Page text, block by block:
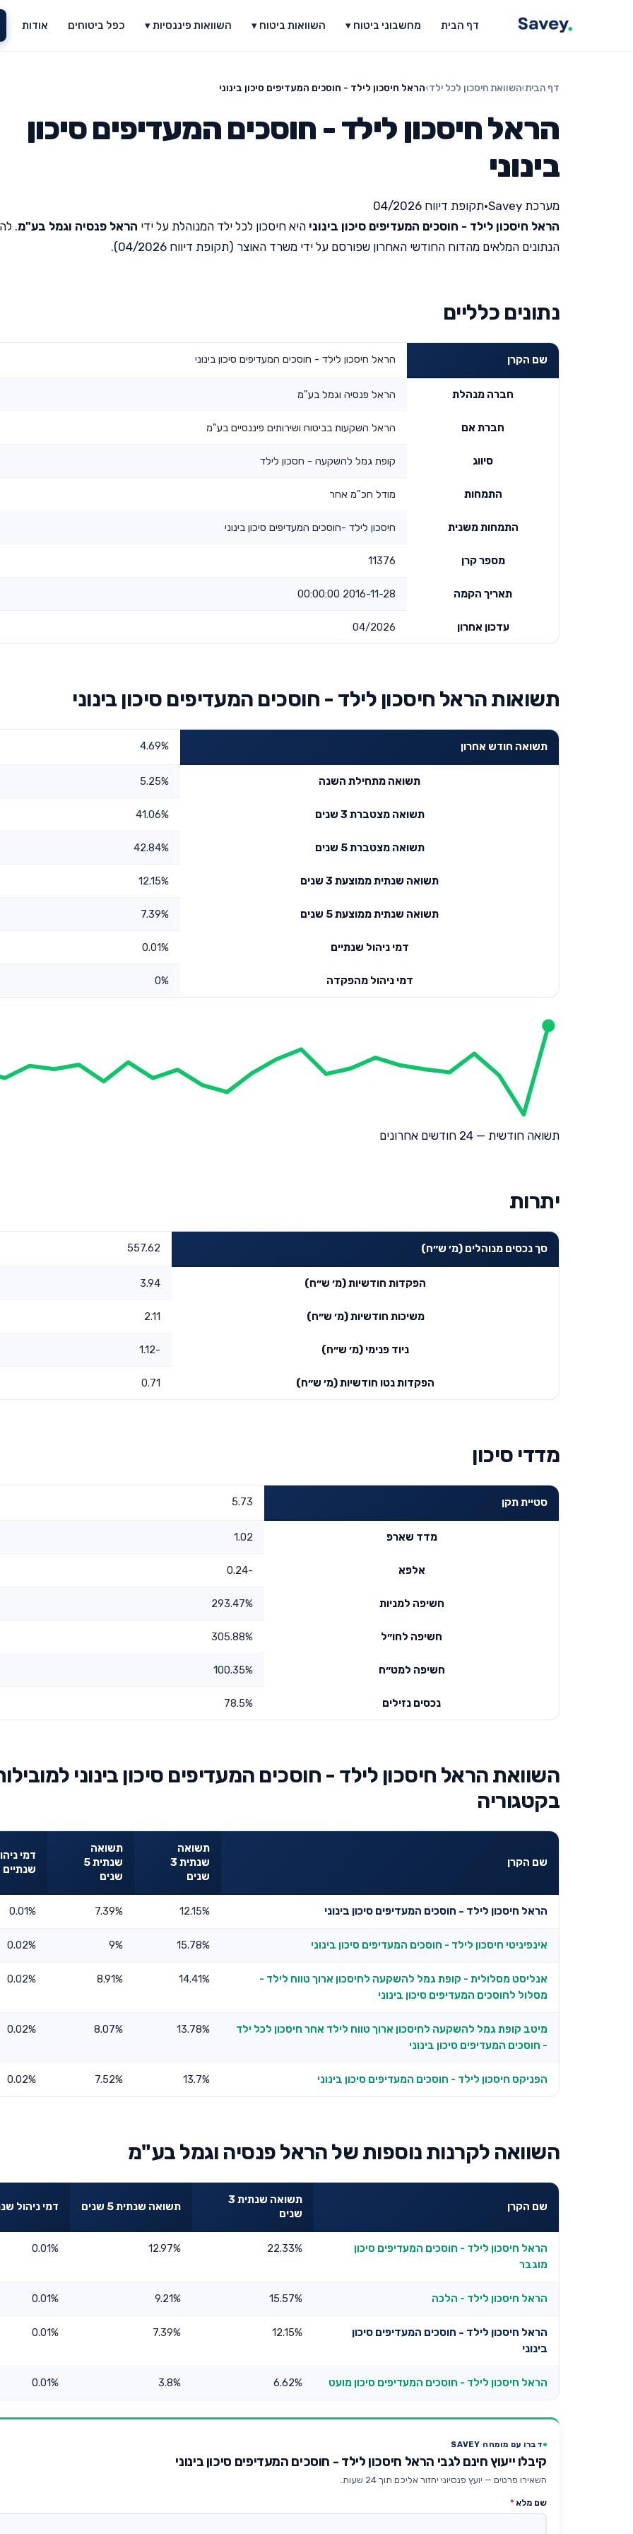
דף הבית מחשבוני ביטוח ▾ השוואות ביטוח ▾ השוואות פיננסיות ▾ כפל ביטוחים אודות
דף הבית›השוואת חיסכון לכל ילד›הראל חיסכון לילד - חוסכים המעדיפים סיכון בינוני
הראל חיסכון לילד - חוסכים המעדיפים סיכון
בינוני
מערכת Savey •תקופת דיווח 04/2026
הראל חיסכון לילד - חוסכים המעדיפים סיכון בינוני היא חיסכון לכל ילד המנוהלת על ידי הראל פנסיה וגמל בע"מ.
הנתונים המלאים מהדוח החודשי האחרון שפורסם על ידי משרד האוצר (תקופת דיווח 04/2026).
נתונים כלליים
שם הקרן הראל חיסכון לילד - חוסכים המעדיפים סיכון בינוני
חברה מנהלת הראל פנסיה וגמל בע"מ
חברת אם הראל השקעות בביטוח ושירותים פיננסיים בע"מ
סיווג קופת גמל להשקעה - חסכון לילד
התמחות מודל חכ"מ אחר
התמחות משנית חיסכון לילד -חוסכים המעדיפים סיכון בינוני
מספר קרן 11376
תאריך הקמה 2016-11-28 00:00:00
עדכון אחרון 04/2026
תשואות הראל חיסכון לילד - חוסכים המעדיפים סיכון בינוני
תשואה חודש אחרון 4.69%
תשואה מתחילת השנה 5.25%
תשואה מצטברת 3 שנים 41.06%
תשואה מצטברת 5 שנים 42.84%
תשואה שנתית ממוצעת 3 שנים 12.15%
תשואה שנתית ממוצעת 5 שנים 7.39%
דמי ניהול שנתיים 0.01%
דמי ניהול מהפקדה 0%
תשואה חודשית — 24 חודשים אחרונים
יתרות
סך נכסים מנוהלים (מ׳ ש״ח) 557.62
הפקדות חודשיות (מ׳ ש״ח) 3.94
משיכות חודשיות (מ׳ ש״ח) 2.11
ניוד פנימי (מ׳ ש״ח) -1.12
הפקדות נטו חודשיות (מ׳ ש״ח) 0.71
מדדי סיכון
סטיית תקן 5.73
מדד שארפ 1.02
אלפא -0.24
חשיפה למניות 293.47%
חשיפה לחו״ל 305.88%
חשיפה למט״ח 100.35%
נכסים נזילים 78.5%
השוואת הראל חיסכון לילד - חוסכים המעדיפים סיכון בינוני
בקטגוריה
שם הקרן
תשואה
שנתית 3
שנים
תשואה
שנתית 5
שנים
דמי
שנתיים
הראל חיסכון לילד - חוסכים המעדיפים סיכון בינוני 12.15%
7.39%
0.01%
אינפיניטי חיסכון לילד - חוסכים המעדיפים סיכון בינוני 15.78%
9%
0.02%
אנליסט מסלולית - קופת גמל להשקעה לחיסכון ארוך טווח לילד -
מסלול לחוסכים המעדיפים סיכון בינוני
14.41%
8.91%
0.02%
מיטב קופת גמל להשקעה לחיסכון ארוך טווח לילד אחר חיסכון לכל ילד
- חוסכים המעדיפים סיכון בינוני
13.78%
8.07%
0.02%
הפניקס חיסכון לילד - חוסכים המעדיפים סיכון בינוני 13.7%
7.52%
0.02%
השוואה לקרנות נוספות של הראל פנסיה וגמל בע"מ
שם הקרן
תשואה שנתית 3
שנים
תשואה שנתית 5 שנים דמי ניהול
הראל חיסכון לילד - חוסכים המעדיפים סיכון
מוגבר
22.33%
12.97%
0.01%
הראל חיסכון לילד - הלכה 15.57%
9.21%
0.01%
הראל חיסכון לילד - חוסכים המעדיפים סיכון
בינוני
12.15%
7.39%
0.01%
הראל חיסכון לילד - חוסכים המעדיפים סיכון מועט 6.62%
3.8%
0.01%
דברו עם מומחה SAVEY
קיבלו ייעוץ חינם לגבי הראל חיסכון לילד - חוסכים המעדיפים סיכון בינוני
השאירו פרטים — יועץ פנסיוני יחזור אליכם תוך 24 שעות.
שם מלא *